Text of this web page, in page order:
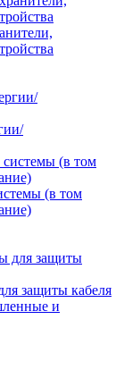
(в том
защиты кабеля
и